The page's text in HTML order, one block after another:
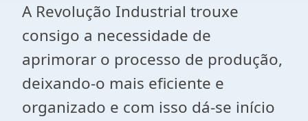
A Revolução Industrial trouxe
consigo a necessidade de
aprimorar o processo de produção,
deixando-o mais eficiente e
organizado e com isso dá-se início